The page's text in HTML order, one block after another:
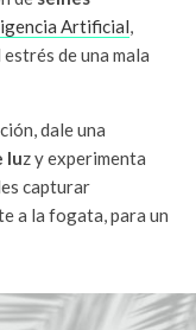
Artificial,
de una mala
dale una
luz y experimenta
capturar
a la fogata, para un